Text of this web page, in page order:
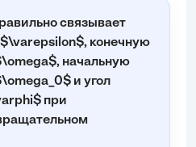
связывает
$\varepsilon$, конечную
начальную
и угол
при